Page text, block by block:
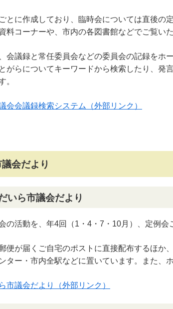
とに作成しており、臨時会については直後の
料コーナーや、市内の各図書館などでご覧い
会議録と常任委員会などの委員会の記録をホ
がらについてキーワードから検索したり、発
。
会会議録検索システム（外部リンク）
会だより
いら市議会だより
の活動を、年4回（1・4・7・10月）、定例会
便が届くご自宅のポストに直接配布するほか
ター・市内全駅などに置いています。また、
市議会だより（外部リンク）